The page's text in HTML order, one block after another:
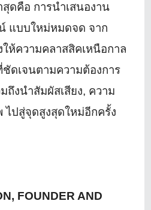
สุดคือ การนำเสนองาน
แบบใหม่หมดจด จาก
ห้ความคลาสสิคเหนือกาล
ดเจนตามความต้องการ
ถึงนำสัมผัสเสียง, ความ
ไปสู่จุดสูงสุดใหม่อีกครั้ง
FOUNDER AND